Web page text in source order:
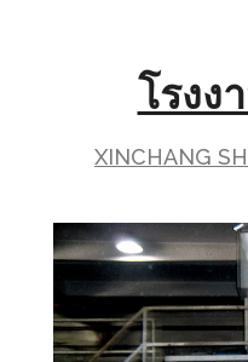
โรงง
XINCHANG